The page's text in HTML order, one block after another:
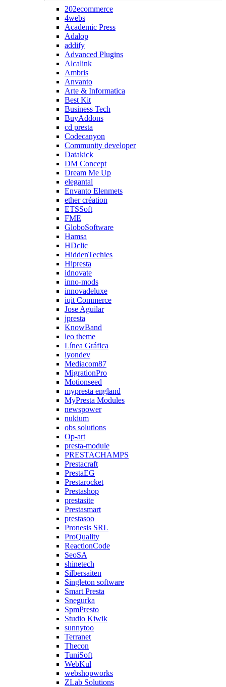
202ecommerce
4webs
Academic Press
Adalop
addify
Advanced Plugins
Alcalink
Ambris
Anvanto
Arte & Informatica
Best Kit
Business Tech
BuyAddons
cd presta
Codecanyon
Community developer
Datakick
DM Concept
Dream Me Up
elegantal
Envanto Elenmets
ether création
ETSSoft
FME
GloboSoftware
Hamsa
HDclic
HiddenTechies
Hipresta
idnovate
inno-mods
innovadeluxe
iqit Commerce
Jose Aguilar
jpresta
KnowBand
leo theme
Línea Gráfica
lyondev
Mediacom87
MigrationPro
Motionseed
mypresta england
MyPresta Modules
newspower
nukium
obs solutions
Op-art
presta-module
PRESTACHAMPS
Prestacraft
PrestaEG
Prestarocket
Prestashop
prestasite
Prestasmart
prestasoo
Pronesis SRL
ProQuality
ReactionCode
SeoSA
shinetech
Silbersaiten
Singleton software
Smart Presta
Snegurka
SpmPresto
Studio Kiwik
sunnytoo
Terranet
Thecon
TuniSoft
WebKul
webshopworks
ZLab Solutions